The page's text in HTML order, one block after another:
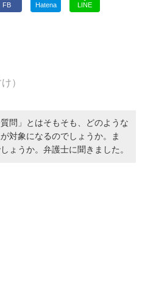
FB Hatena LINE
）
問」とはそもそも、どのような
対象になるのでしょうか。ま
ょうか。弁護士に聞きました。